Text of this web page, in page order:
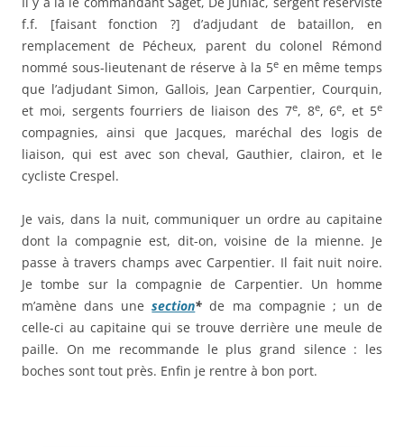
f.f. [faisant fonction ?] d’adjudant de bataillon, en
remplacement de Pécheux, parent du colonel Rémond
nommé sous-lieutenant de réserve à la 5e en même temps
que l’adjudant Simon, Gallois, Jean Carpentier, Courquin,
et moi, sergents fourriers de liaison des 7e, 8e, 6e, et 5e
compagnies, ainsi que Jacques, maréchal des logis de
liaison, qui est avec son cheval, Gauthier, clairon, et le
cycliste Crespel.
Je vais, dans la nuit, communiquer un ordre au capitaine
dont la compagnie est, dit-on, voisine de la mienne. Je
passe à travers champs avec Carpentier. Il fait nuit noire.
Je tombe sur la compagnie de Carpentier. Un homme
m’amène dans unesection* de ma compagnie ; un de
celle-ci au capitaine qui se trouve derrière une meule de
paille. On me recommande le plus grand silence : les
boches sont tout près. Enfin je rentre à bon port.